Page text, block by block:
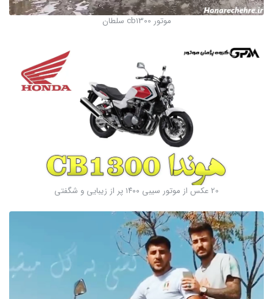
موتور cb1300 سلطان
20 عکس از موتور سیبی ۱۴۰۰ پر از زیبایی و شگفتی